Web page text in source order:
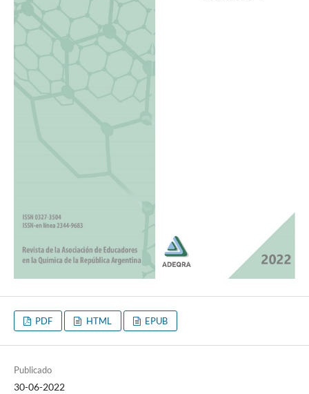
PDF HTML EPUB
Publicado
30-06-2022